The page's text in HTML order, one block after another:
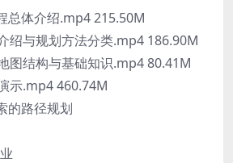
体介绍.mp4 215.50M
绍与规划方法分类.mp4 186.90M
图结构与基础知识.mp4 80.41M
示.mp4 460.74M
的路径规划